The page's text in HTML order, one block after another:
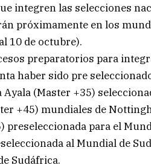
integren las selecciones
próximamente en los
10 de octubre).
preparatorios para
haber sido pre
(Master +35)
+45) mundiales de
preseleccionada para el
al Mundial de
Sudáfrica.